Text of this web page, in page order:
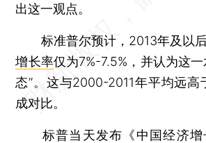
出这一观点。
标准普尔预计，2013年及以
增长率仅为7%-7.5%，并认为这
态”。这与2000-2011年平均远高
成对比。
标普当天发布《中国经济增